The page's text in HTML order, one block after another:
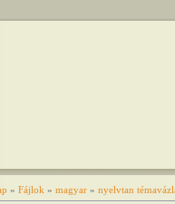
» Fájlok » magyar » nyelvtan